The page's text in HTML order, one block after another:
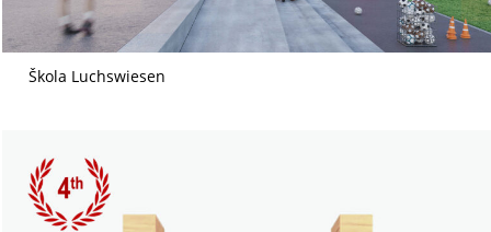
Škola Luchswiesen